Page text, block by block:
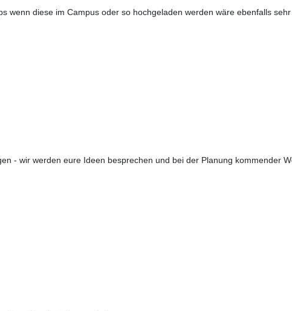
wenn diese im Campus oder so hochgeladen werden wäre ebenfalls sehr
- wir werden eure Ideen besprechen und bei der Planung kommender